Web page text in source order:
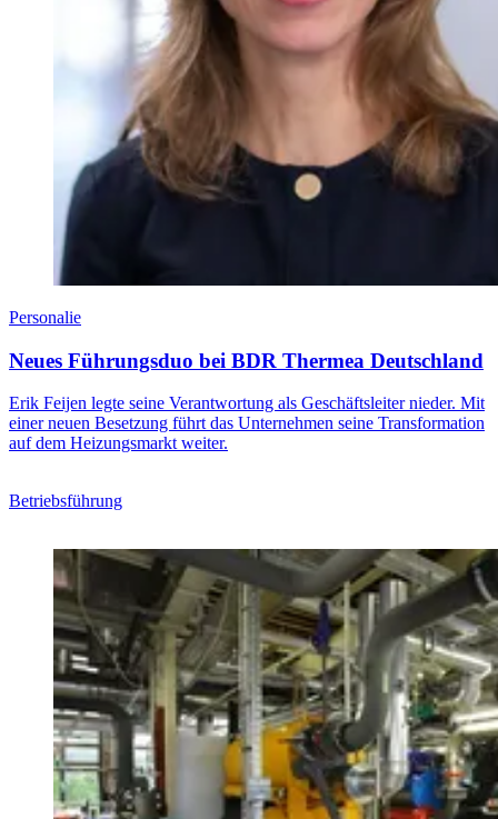
Personalie
Neues Führungsduo bei BDR Thermea Deutschland
Erik Feijen legte seine Verantwortung als Geschäftsleiter nieder. Mit
einer neuen Besetzung führt das Unternehmen seine Transformation
auf dem Heizungsmarkt weiter.
Betriebsführung